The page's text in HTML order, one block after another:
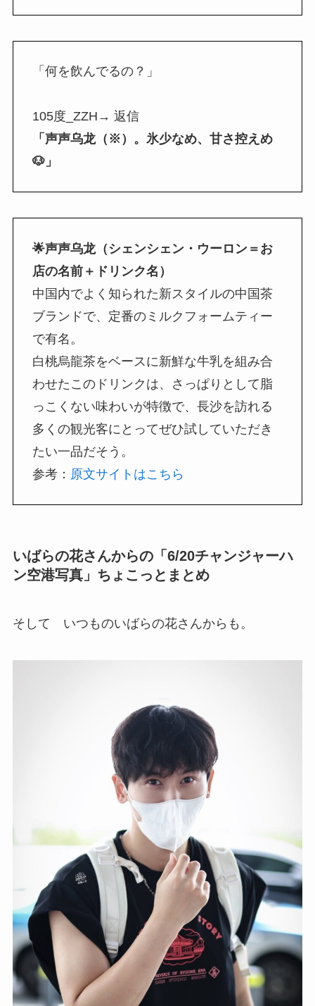
「何を飲んでるの？」
105度_ZZH→ 返信
「声声乌龙（※）。氷少なめ、甘さ控えめ
🐶」
🌟声声乌龙（シェンシェン・ウーロン＝お
店の名前＋ドリンク名）
中国内でよく知られた新スタイルの中国茶
ブランドで、定番のミルクフォームティー
で有名。
白桃烏龍茶をベースに新鮮な牛乳を組み合
わせたこのドリンクは、さっぱりとして脂
っこくない味わいが特徴で、長沙を訪れる
多くの観光客にとってぜひ試していただき
たい一品だそう。
参考： 原文サイトはこちら
いばらの花さんからの「6/20チャンジャーハ
ン空港写真」ちょこっとまとめ
そして いつものいばらの花さんからも。